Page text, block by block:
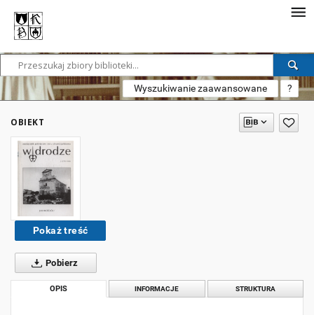
Wyszukiwanie zaawansowane ?
OBIEKT
Pokaż treść
Pobierz
OPIS INFORMACJE STRUKTURA